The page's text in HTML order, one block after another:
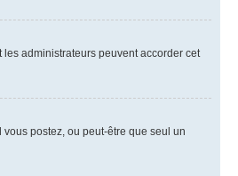
administrateurs peuvent accorder cet
postez, ou peut-être que seul un